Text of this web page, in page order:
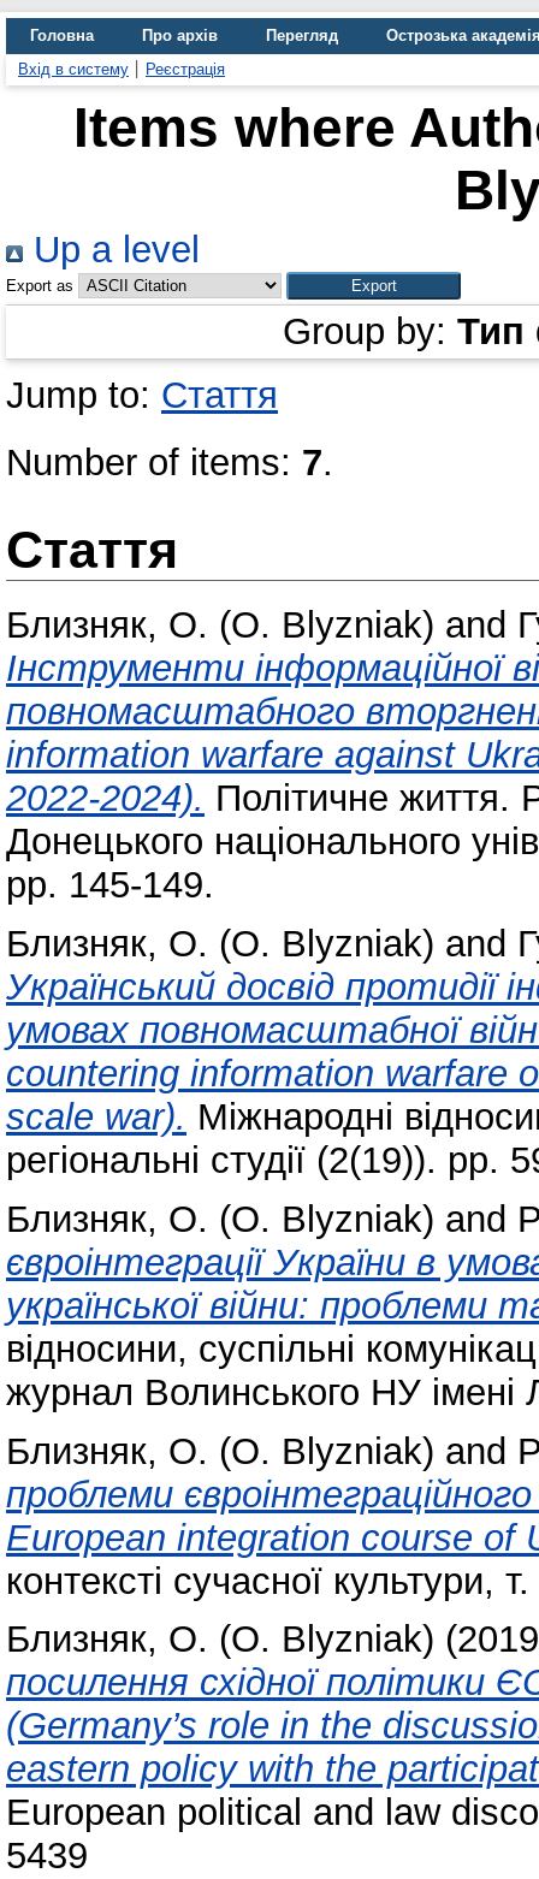
Головна Про архів Перегляд
Острозька
Вхід в систему
Реєстрація
Items where
Up a level
Export as
Group by: Тип
Jump to: Стаття
Number of items: 7.
Стаття
Близняк, О. (O. Blyzniak) and
Інструменти інформаційної
повномасштабного
information warfare against
2022-2024). Політичне життя.
Донецького національного
pp. 145-149.
Близняк, О. (O. Blyzniak) and
Український досвід протидії
умовах повномасштабної
countering information warfare
scale war). Міжнародні
регіональні студії (2(19)). pp.
Близняк, О. (O. Blyzniak) and
євроінтеграції України в
української війни: проблеми
відносини, суспільні
журнал Волинського НУ імені
Близняк, О. (O. Blyzniak) and
проблеми
European integration course of
контексті сучасної
Близняк, О. (O. Blyzniak)
посилення східної політики
(Germany’s role in the
eastern policy with the
European political and law
5439